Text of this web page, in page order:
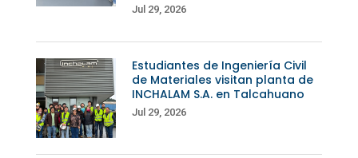
Jul 29, 2026
Estudiantes de Ingeniería Civil
de Materiales visitan planta de
INCHALAM S.A. en Talcahuano
Jul 29, 2026